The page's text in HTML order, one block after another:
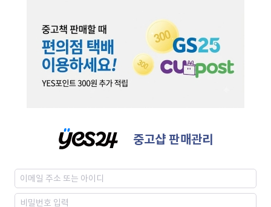
중고샵 판매관리